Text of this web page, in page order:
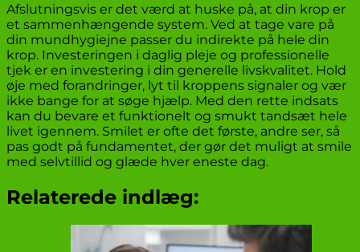
Afslutningsvis er det værd at huske på, at din krop er
et sammenhængende system. Ved at tage vare på
din mundhygiejne passer du indirekte på hele din
krop. Investeringen i daglig pleje og professionelle
tjek er en investering i din generelle livskvalitet. Hold
øje med forandringer, lyt til kroppens signaler og vær
ikke bange for at søge hjælp. Med den rette indsats
kan du bevare et funktionelt og smukt tandsæt hele
livet igennem. Smilet er ofte det første, andre ser, så
pas godt på fundamentet, der gør det muligt at smile
med selvtillid og glæde hver eneste dag.
Relaterede indlæg: